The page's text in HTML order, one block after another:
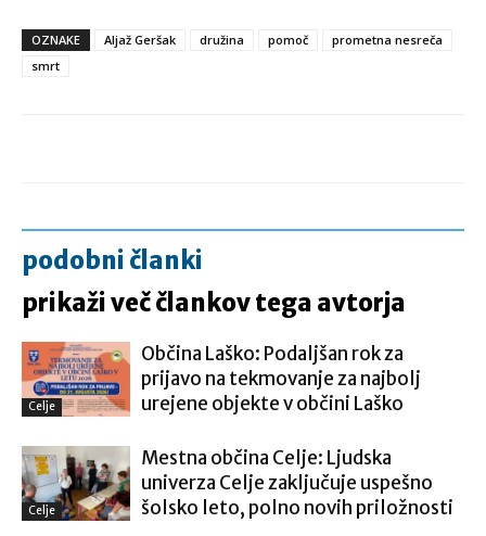
OZNAKE Aljaž Geršak družina pomoč
prometna nesreča
smrt
podobni članki
prikaži več člankov tega avtorja
Celje
Občina Laško: Podaljšan rok za
prijavo na tekmovanje za najbolj
urejene objekte v občini Laško
Celje
Mestna občina Celje: Ljudska
univerza Celje zaključuje uspešno
šolsko leto, polno novih priložnosti